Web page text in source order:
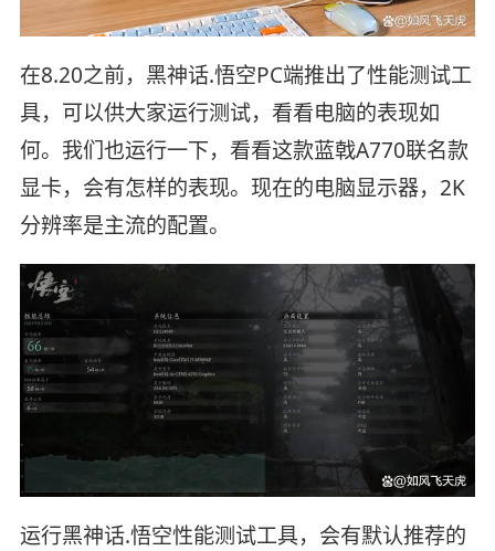
在8.20之前，黑神话.悟空PC端推出了性能测试工
具，可以供大家运行测试，看看电脑的表现如
何。我们也运行一下，看看这款蓝戟A770联名款
显卡，会有怎样的表现。现在的电脑显示器，2K
分辨率是主流的配置。
运行黑神话.悟空性能测试工具，会有默认推荐的